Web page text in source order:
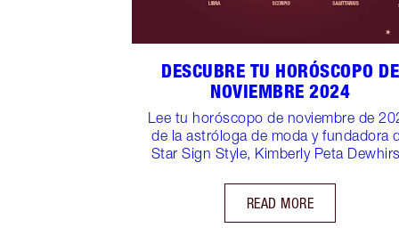
DESCUBRE TU HORÓSCOPO DE
NOVIEMBRE 2024
Lee tu horóscopo de noviembre de
de la astróloga de moda y fundadora
Star Sign Style, Kimberly Peta
READ MORE